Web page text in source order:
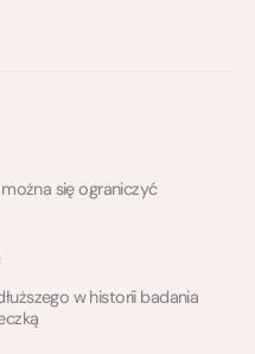
się ograniczyć
w historii badania